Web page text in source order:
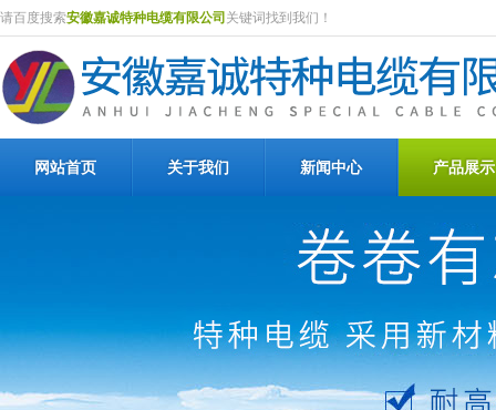
请百度搜索安徽嘉诚特种电缆有限公司 关键词找到我们！
网站首页 关于我们 新闻中心 产品展示